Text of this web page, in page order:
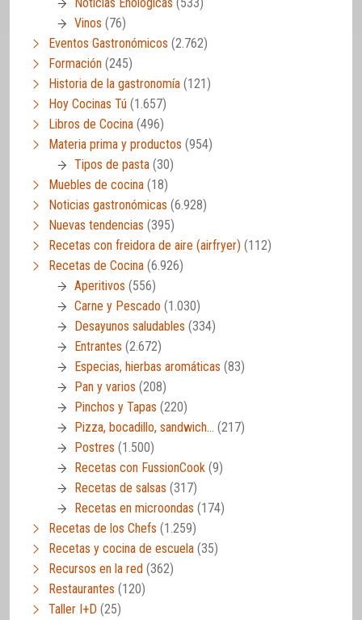
Vinos (76)
Eventos Gastronómicos (2.762)
Formación (245)
Historia de la gastronomía (121)
Hoy Cocinas Tú (1.657)
Libros de Cocina (496)
Materia prima y productos (954)
Tipos de pasta (30)
Muebles de cocina (18)
Noticias gastronómicas (6.928)
Nuevas tendencias (395)
Recetas con freidora de aire (airfryer) (112)
Recetas de Cocina (6.926)
Aperitivos (556)
Carne y Pescado (1.030)
Desayunos saludables (334)
Entrantes (2.672)
Especias, hierbas aromáticas (83)
Pan y varios (208)
Pinchos y Tapas (220)
Pizza, bocadillo, sandwich… (217)
Postres (1.500)
Recetas con FussionCook (9)
Recetas de salsas (317)
Recetas en microondas (174)
Recetas de los Chefs (1.259)
Recetas y cocina de escuela (35)
Recursos en la red (362)
Restaurantes (120)
Taller I+D (25)